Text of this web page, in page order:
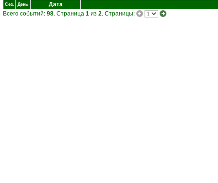
Сез. День
Дата
Всего событий: 98. Страница 1 из 2. Страницы: